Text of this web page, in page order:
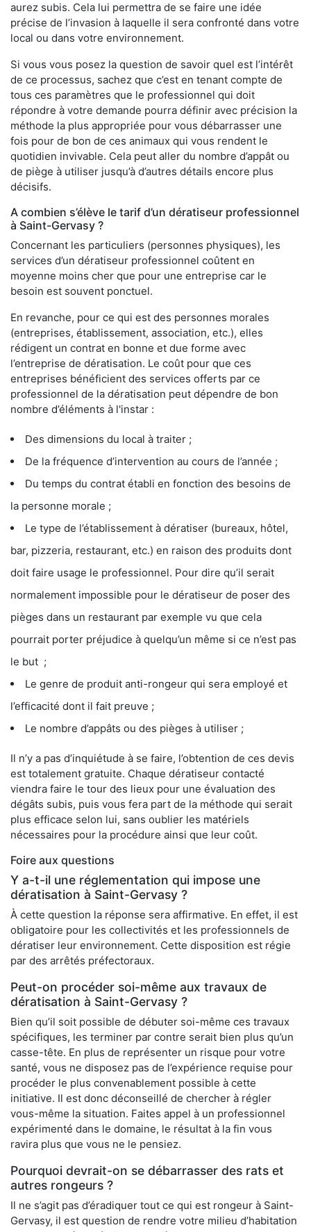
aurez subis. Cela lui permettra de se faire une idée
précise de l’invasion à laquelle il sera confronté dans votre
local ou dans votre environnement.
Si vous vous posez la question de savoir quel est l’intérêt
de ce processus, sachez que c’est en tenant compte de
tous ces paramètres que le professionnel qui doit
répondre à votre demande pourra définir avec précision la
méthode la plus appropriée pour vous débarrasser une
fois pour de bon de ces animaux qui vous rendent le
quotidien invivable. Cela peut aller du nombre d’appât ou
de piège à utiliser jusqu’à d’autres détails encore plus
décisifs.
A combien s’élève le tarif d’un dératiseur professionnel
à Saint-Gervasy ?
Concernant les particuliers (personnes physiques), les
services d’un dératiseur professionnel coûtent en
moyenne moins cher que pour une entreprise car le
besoin est souvent ponctuel.
En revanche, pour ce qui est des personnes morales
(entreprises, établissement, association, etc.), elles
rédigent un contrat en bonne et due forme avec
l’entreprise de dératisation. Le coût pour que ces
entreprises bénéficient des services offerts par ce
professionnel de la dératisation peut dépendre de bon
nombre d’éléments à l'instar :
Des dimensions du local à traiter ;
De la fréquence d’intervention au cours de l’année ;
Du temps du contrat établi en fonction des besoins de
la personne morale ;
Le type de l’établissement à dératiser (bureaux, hôtel,
bar, pizzeria, restaurant, etc.) en raison des produits dont
doit faire usage le professionnel. Pour dire qu’il serait
normalement impossible pour le dératiseur de poser des
pièges dans un restaurant par exemple vu que cela
pourrait porter préjudice à quelqu’un même si ce n’est pas
le but ;
Le genre de produit anti-rongeur qui sera employé et
l’efficacité dont il fait preuve ;
Le nombre d’appâts ou des pièges à utiliser ;
Il n’y a pas d’inquiétude à se faire, l’obtention de ces devis
est totalement gratuite. Chaque dératiseur contacté
viendra faire le tour des lieux pour une évaluation des
dégâts subis, puis vous fera part de la méthode qui serait
plus efficace selon lui, sans oublier les matériels
nécessaires pour la procédure ainsi que leur coût.
Foire aux questions
Y a-t-il une réglementation qui impose une
dératisation à Saint-Gervasy ?
À cette question la réponse sera affirmative. En effet, il est
obligatoire pour les collectivités et les professionnels de
dératiser leur environnement. Cette disposition est régie
par des arrêtés préfectoraux.
Peut-on procéder soi-même aux travaux de
dératisation à Saint-Gervasy ?
Bien qu’il soit possible de débuter soi-même ces travaux
spécifiques, les terminer par contre serait bien plus qu’un
casse-tête. En plus de représenter un risque pour votre
santé, vous ne disposez pas de l’expérience requise pour
procéder le plus convenablement possible à cette
initiative. Il est donc déconseillé de chercher à régler
vous-même la situation. Faites appel à un professionnel
expérimenté dans le domaine, le résultat à la fin vous
ravira plus que vous ne le pensiez.
Pourquoi devrait-on se débarrasser des rats et
autres rongeurs ?
Il ne s’agit pas d’éradiquer tout ce qui est rongeur à Saint-
Gervasy, il est question de rendre votre milieu d’habitation